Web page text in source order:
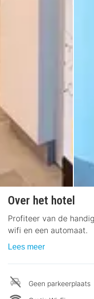
Over het hotel
Profiteer van de
wifi en een automaat.
Lees meer
Geen parkeerplaats